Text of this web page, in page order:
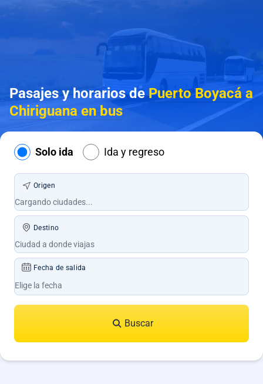
Pasajes y horarios dePuerto Boyacá a
Chiriguana en bus
Solo ida Ida y regreso
Origen
Destino
Fecha de salida
Buscar